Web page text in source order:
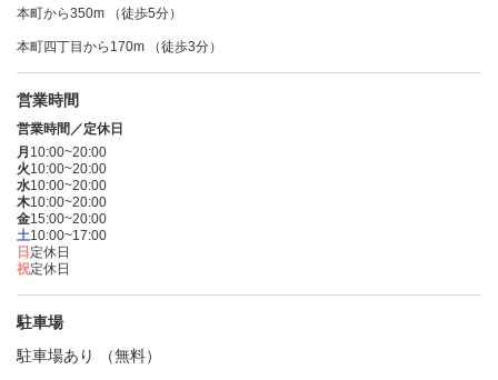
本町から350m （徒歩5分）
本町四丁目から170m （徒歩3分）
営業時間
営業時間／定休日
月 10:00~20:00
火10:00~20:00
水10:00~20:00
木10:00~20:00
金15:00~20:00
土10:00~17:00
日 定休日
祝定休日
駐車場
駐車場あり （無料）